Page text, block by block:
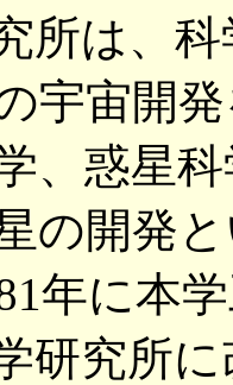
所は、科
宇宙開
、惑星
の開発
年に本
研究所